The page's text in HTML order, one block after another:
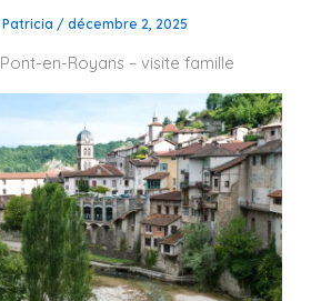
Patricia / décembre 2, 2025
Pont-en-Royans – visite famille